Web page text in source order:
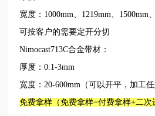
宽度：1000mm、1219mm、1500mm
可按客户的需要定开分切
Nimocast713C合金带材：
厚度：0.1-3mm
宽度：20-600mm（可以开平，加工任
免费拿样（免费拿样=付费拿样+二次